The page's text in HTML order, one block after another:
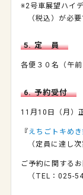
※2号車展望ハイ
（税込）が必要
5. 定 員
各便３０名（午前
6. 予約受付
11月10日（月）
『えちごトキめ
（定員に達し
ご予約に関する
（TEL：025-